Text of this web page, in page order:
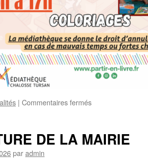
| Commentaires ferméssur
LES
MURS
DE LA MAIRIE
paradmin